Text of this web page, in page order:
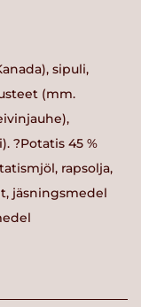
sipuli,
(mm.
?Potatis 45 %
rapsolja,
jäsningsmedel